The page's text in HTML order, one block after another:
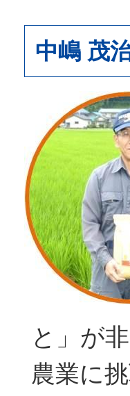
中嶋 茂
と」が
農業に